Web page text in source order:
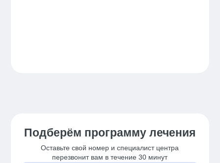
Подберём программу лечения
Оставьте свой номер и специалист центра
перезвонит вам в течение 30 минут